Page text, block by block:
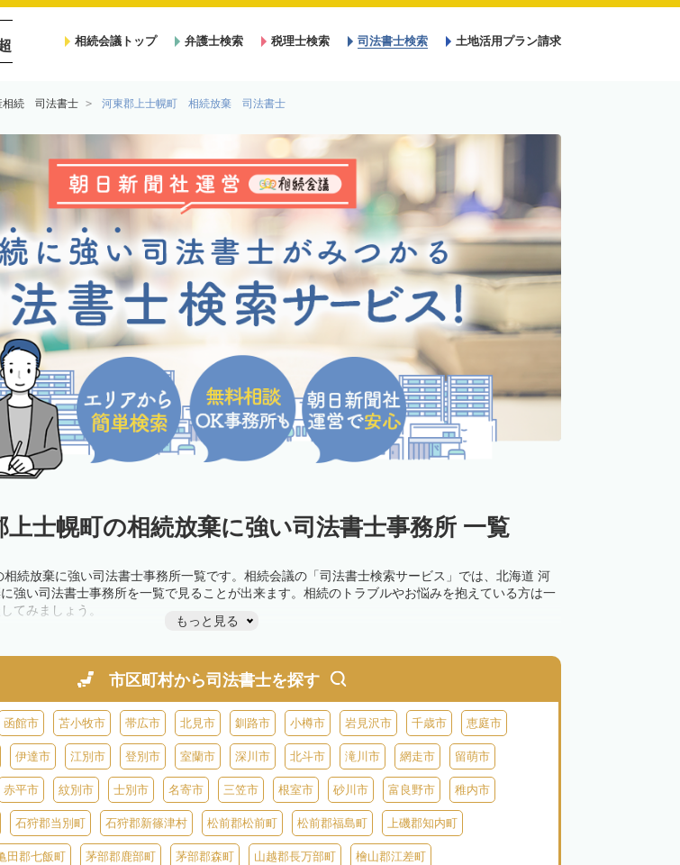
相続会議トップ 弁護士検索 税理士検索 司法書士検索 土地活用プラン請求
相続 司法書士 河東郡上士幌町 相続放棄 司法書士
上士幌町の相続放棄に強い司法書士事務所 一覧
続放棄に強い司法書士事務所一覧です。相続会議の「司法書士検索サービス」では、北海道 河
強い司法書士事務所を一覧で見ることが出来ます。相続のトラブルやお悩みを抱えている方は一
てみましょう。
もっと見る
市区町村から司法書士を探す
函館市 苫小牧市 帯広市 北見市 釧路市 小樽市 岩見沢市 千歳市 恵庭市
伊達市 江別市 登別市 室蘭市 深川市 北斗市 滝川市 網走市 留萌市
赤平市 紋別市 士別市 名寄市 三笠市 根室市 砂川市 富良野市 稚内市
石狩郡当別町 石狩郡新篠津村 松前郡松前町 松前郡福島町 上磯郡知内町
田郡七飯町 茅部郡鹿部町 茅部郡森町 山越郡長万部町 檜山郡江差町